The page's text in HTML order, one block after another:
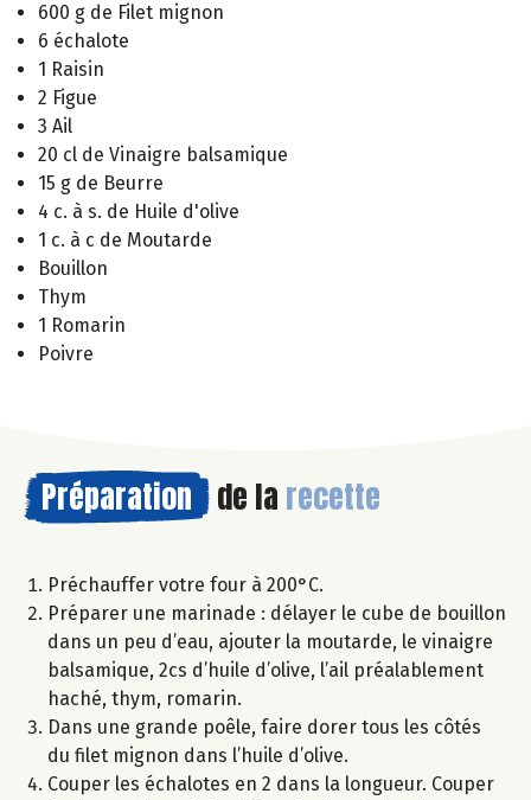
600 g de Filet mignon
6 échalote
1 Raisin
2 Figue
3 Ail
20 cl de Vinaigre balsamique
15 g de Beurre
4 c. à s. de Huile d'olive
1 c. à c de Moutarde
Bouillon
Thym
1 Romarin
Poivre
Préparation de la recette
Préchauffer votre four à 200°C.
Préparer une marinade : délayer le cube de bouillon
dans un peu d’eau, ajouter la moutarde, le vinaigre
balsamique, 2cs d’huile d’olive, l’ail préalablement
haché, thym, romarin.
Dans une grande poêle, faire dorer tous les côtés
du filet mignon dans l’huile d’olive.
Couper les échalotes en 2 dans la longueur. Couper